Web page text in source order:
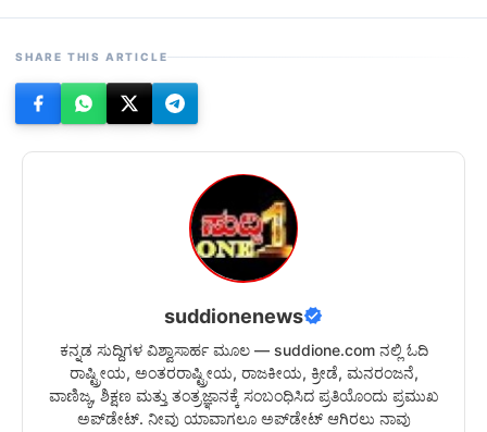
SHARE THIS ARTICLE
suddionenews
ಕನ್ನಡ ಸುದ್ದಿಗಳ ವಿಶ್ವಾಸಾರ್ಹ ಮೂಲ — suddione.com ನಲ್ಲಿ ಓದಿ
ರಾಷ್ಟ್ರೀಯ, ಅಂತರರಾಷ್ಟ್ರೀಯ, ರಾಜಕೀಯ, ಕ್ರೀಡೆ, ಮನರಂಜನೆ,
ವಾಣಿಜ್ಯ, ಶಿಕ್ಷಣ ಮತ್ತು ತಂತ್ರಜ್ಞಾನಕ್ಕೆ ಸಂಬಂಧಿಸಿದ ಪ್ರತಿಯೊಂದು ಪ್ರಮುಖ
ಅಪ್‌ಡೇಟ್. ನೀವು ಯಾವಾಗಲೂ ಅಪ್‌ಡೇಟ್ ಆಗಿರಲು ನಾವು